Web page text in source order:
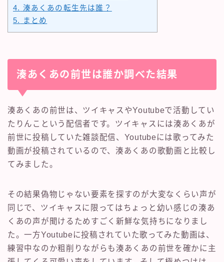
4. 湊あくあの転生先は誰？
5.
まとめ
湊あくあの前世は誰か調べた結果
湊あくあの前世は、ツイキャスやYoutubeで活動してい
たりんこという配信者です。ツイキャスには湊あくあが
前世に投稿していた雑談配信、Youtubeには歌ってみた
動画が投稿されているので、湊あくあの歌動画と比較し
てみました。
その結果偽物じゃない要素を探すのが大変なくらい声が
同じで、ツイキャスに限ってはちょっと幼い感じの湊あ
くあの声が聞けるためすごく新鮮な気持ちになりまし
た。一方Youtubeに投稿されていた歌ってみた動画は、
練習中なのか粗削りながらも湊あくあの前世を確かに主